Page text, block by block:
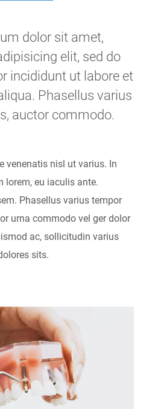
dolor sit amet,
elit, sed do
incididunt ut labore et
Phasellus varius
auctor commodo.
venenatis nisl ut varius. In
lorem, eu iaculis ante.
Phasellus varius tempor
urna commodo vel ger dolor
ac, sollicitudin varius
sits.